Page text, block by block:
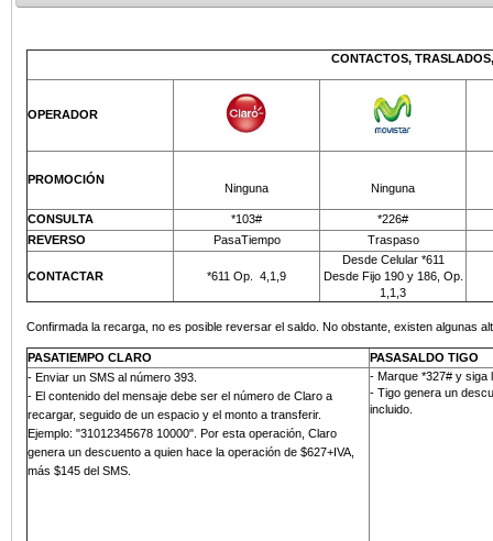
CONTACTOS,
OPERADOR
PROMOCIÓN
Ninguna Ninguna
CONSULTA *103#
*226#
REVERSO
PasaTiempo Traspaso
CONTACTAR *611 Op. 4,1,9
Desde Celular *611
Desde Fijo 190 y 186, Op.
1,1,3
Confirmada la recarga, no es posible reversar el saldo. No obstante, existen algunas
PASATIEMPO CLARO
PASASALDO TIGO
- Enviar un SMS al número 393
- El contenido del mensaje debe ser el número de Claro a
recargar, seguido de un espacio y el monto a transferir.
Ejemplo: "31012345678 10000". Por esta operación, Claro
genera un descuento a quien hace la operación de $627+IVA,
más $145 del SMS
- Marque *327# y siga
- Tigo genera un
incluido.